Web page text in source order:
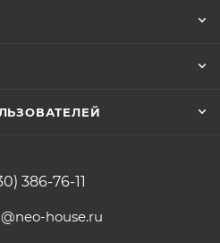
386-76-11
house.ru